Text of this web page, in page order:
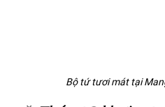
Bộ tứ tươi mát tại